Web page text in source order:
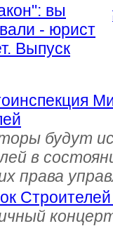
вы
- юрист
Выпуск
будут
в
права